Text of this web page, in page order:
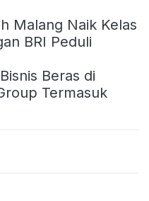
Malang Naik Kelas
BRI Peduli
Beras di
Termasuk